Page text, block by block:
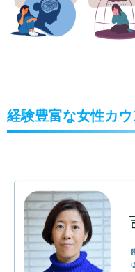
経験豊富な女性カ